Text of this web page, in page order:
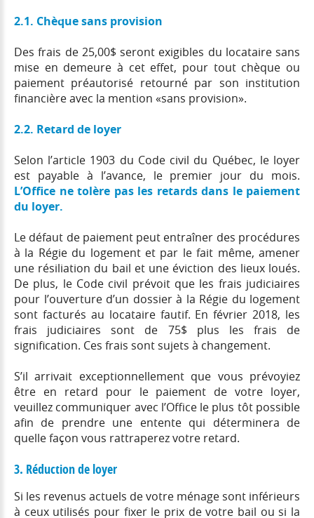
2.1. Chèque sans provision
Des frais de 25,00$ seront exigibles du locataire sans
mise en demeure à cet effet, pour tout chèque ou
paiement préautorisé retourné par son institution
financière avec la mention «sans provision».
2.2. Retard de loyer
Selon l’article 1903 du Code civil du Québec, le loyer
est payable à l’avance, le premier jour du mois.
L’Office ne tolère pas les retards dans le paiement
du loyer.
Le défaut de paiement peut entraîner des procédures
à la Régie du logement et par le fait même, amener
une résiliation du bail et une éviction des lieux loués.
De plus, le Code civil prévoit que les frais judiciaires
pour l’ouverture d’un dossier à la Régie du logement
sont facturés au locataire fautif. En février 2018, les
frais judiciaires sont de 75$ plus les frais de
signification. Ces frais sont sujets à changement.
S’il arrivait exceptionnellement que vous prévoyiez
être en retard pour le paiement de votre loyer,
veuillez communiquer avec l’Office le plus tôt possible
afin de prendre une entente qui déterminera de
quelle façon vous rattraperez votre retard.
3. Réduction de loyer
Si les revenus actuels de votre ménage sont inférieurs
à ceux utilisés pour fixer le prix de votre bail ou si la